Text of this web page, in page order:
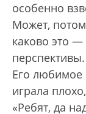
особенно
Может,
каково это
Его любимое
играла
«Ребят, да